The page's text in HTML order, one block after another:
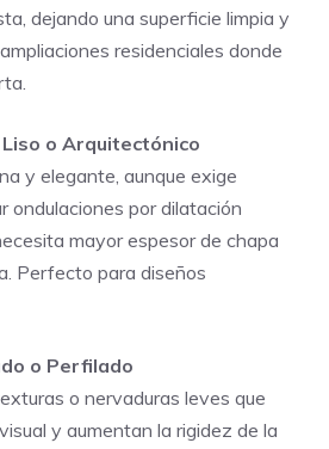
dejando una superficie limpia y
residenciales donde
o Arquitectónico
y elegante, aunque exige
ondulaciones por dilatación
mayor espesor de chapa
Perfecto para diseños
o Perfilado
o nervaduras leves que
y aumentan la rigidez de la